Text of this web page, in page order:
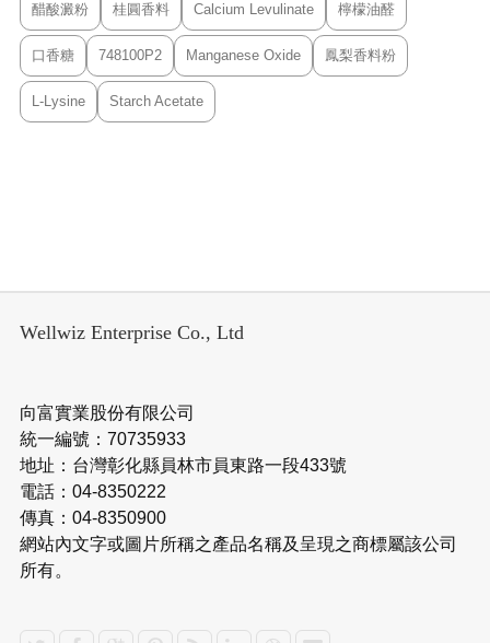
醋酸澱粉 桂圓香料 Calcium Levulinate 檸檬油醛
口香糖 748100P2 Manganese Oxide 鳳梨香料粉
L-Lysine Starch Acetate
Wellwiz Enterprise Co., Ltd
向富實業股份有限公司
統一編號：70735933
地址：台灣彰化縣員林市員東路一段433號
電話：04-8350222
傳真：04-8350900
網站內文字或圖片所稱之產品名稱及呈現之商標屬該公司
所有。